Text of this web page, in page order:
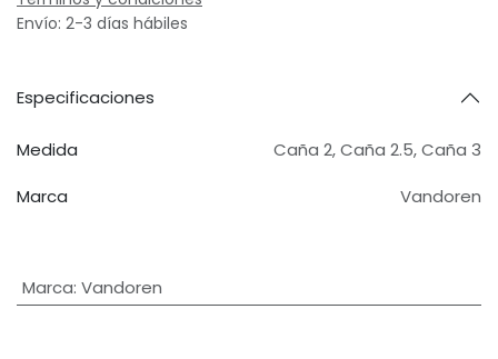
Envío: 2-3 días hábiles
Especificaciones
Medida Caña 2,Caña 2.5,Caña 3
Marca
Vandoren
Marca: Vandoren